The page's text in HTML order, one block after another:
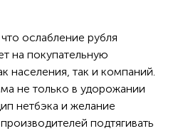
ослабление рубля
на покупательную
населения, так и компаний.
не только в удорожании
нетбэка и желание
подтягивать